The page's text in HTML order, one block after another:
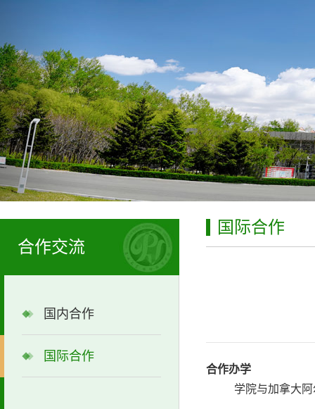
合作交流
国内合作
国际合作
国际合作
合作办学
学院与加拿大